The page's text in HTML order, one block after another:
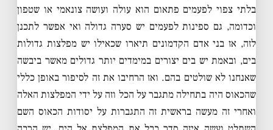
בלתי צפוי לפעמים פתאום הוא עולה ועושה צונאמי או שטפון
וכדומה, גם ספינות לפעמים יש סערה גדולה ואי אפשר לתכנן
לזה, אז בני אדם הקדמונים תיארו שכאילו יש מפלצות גדולות
בים, ובאמת יש בים יצורים במימדים יותר גדולים מאשר ביבשה
שאנחנו לא שולטים בהם. ואז הרחיבו את זה לסיפור באופן כללי
שהכאוס היה בתחילה מתגבר על הכל וזה על ידי המפלצות האלה
ואחרי זה מעשה בראשית זה התגברות על יסודות הכאוס השם